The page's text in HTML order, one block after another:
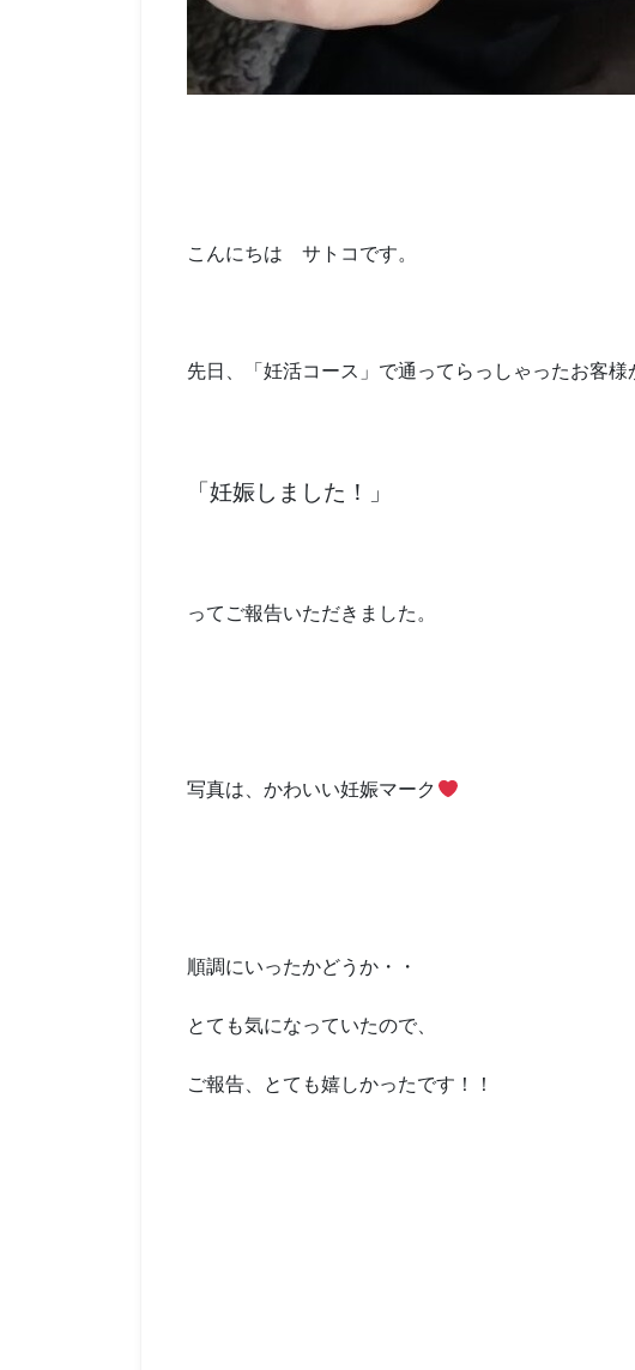
こんにちは サトコです。
先日、「妊活コース」で通ってらっしゃったお客様
「妊娠しました！」
ってご報告いただきました。
写真は、かわいい妊娠マーク
順調にいったかどうか・・
とても気になっていたので、
ご報告、とても嬉しかったです！！